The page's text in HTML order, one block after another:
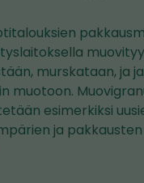
murskataan, ja
muotoon.
esimerkiksi
ja pakkausten